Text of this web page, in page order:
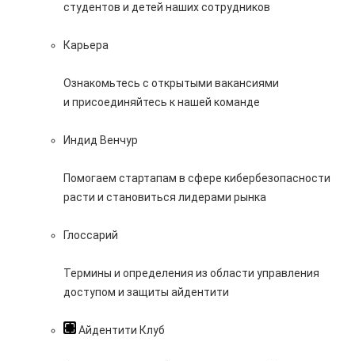
студентов и детей наших сотрудников
Карьера
Ознакомьтесь с открытыми вакансиями
и присоединяйтесь к нашей команде
Индид Венчур
Помогаем стартапам в сфере кибербезопасности
расти и становиться лидерами рынка
Глоссарий
Термины и определения из области управления
доступом и защиты айдентити
Айдентити Клуб